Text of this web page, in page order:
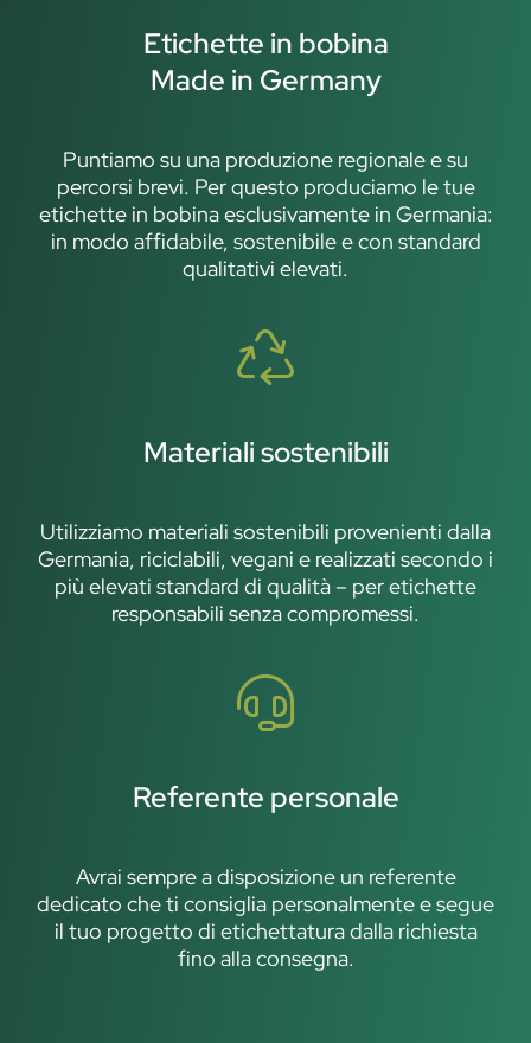
Etichette in bobina
Made in Germany
Puntiamo su una produzione regionale e su
percorsi brevi. Per questo produciamo le tue
etichette in bobina esclusivamente in Germania:
in modo affidabile, sostenibile e con standard
qualitativi elevati.
Materiali sostenibili
Utilizziamo materiali sostenibili provenienti dalla
Germania, riciclabili, vegani e realizzati secondo i
più elevati standard di qualità – per etichette
responsabili senza compromessi.
Referente personale
Avrai sempre a disposizione un referente
dedicato che ti consiglia personalmente e segue
il tuo progetto di etichettatura dalla richiesta
fino alla consegna.